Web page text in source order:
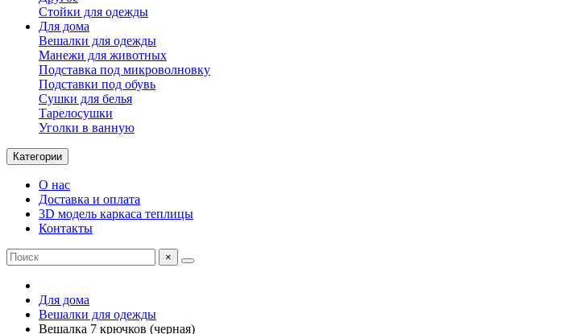
Стойки для одежды
Для дома
Вешалки для одежды
Манежи для животных
Подставка под микроволновку
Подставки под обувь
Сушки для белья
Тарелосушки
Уголки в ванную
Категории
О нас
Доставка и оплата
3D модель каркаса теплицы
Контакты
×
Для дома
Вешалки для одежды
Вешалка 7 крючков (черная)